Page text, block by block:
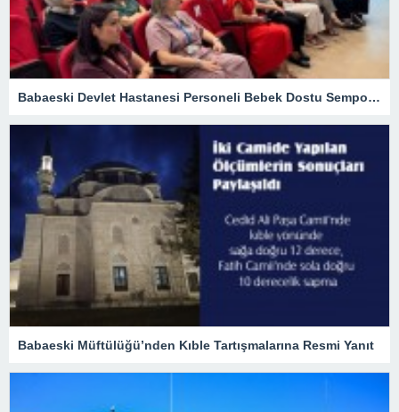
Babaeski Devlet Hastanesi Personeli Bebek Dostu Sempozyumunda
Babaeski Müftülüğü’nden Kıble Tartışmalarına Resmi Yanıt